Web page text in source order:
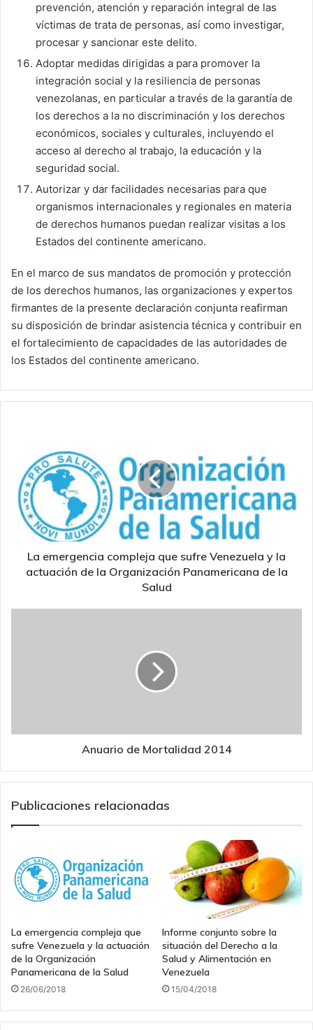
prevención, atención y reparación integral de las
víctimas de trata de personas, así como investigar,
procesar y sancionar este delito.
Adoptar medidas dirigidas a para promover la
integración social y la resiliencia de personas
venezolanas, en particular a través de la garantía de
los derechos a la no discriminación y los derechos
económicos, sociales y culturales, incluyendo el
acceso al derecho al trabajo, la educación y la
seguridad social.
Autorizar y dar facilidades necesarias para que
organismos internacionales y regionales en materia
de derechos humanos puedan realizar visitas a los
Estados del continente americano.
En el marco de sus mandatos de promoción y protección
de los derechos humanos, las organizaciones y expertos
firmantes de la presente declaración conjunta reafirman
su disposición de brindar asistencia técnica y contribuir en
el fortalecimiento de capacidades de las autoridades de
los Estados del continente americano.
compleja
sufre
Venezuela
actuación
La emergencia compleja que sufre Venezuela y la
actuación de la Organización Panamericana de la
Salud
Anuario de Mortalidad 2014
Publicaciones relacionadas
La emergencia compleja que
sufre Venezuela y la actuación
de la Organización
Panamericana de la Salud
26/06/2018
Informe conjunto sobre la
situación del Derecho a la
Salud y Alimentación en
Venezuela
15/04/2018